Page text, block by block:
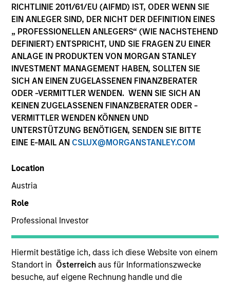
RICHTLINIE 2011/61/EU (AIFMD) IST, ODER WENN SIE
EIN ANLEGER SIND, DER NICHT DER DEFINITION EINES
„ PROFESSIONELLEN ANLEGERS“ (WIE NACHSTEHEND
DEFINIERT) ENTSPRICHT, UND SIE FRAGEN ZU EINER
ANLAGE IN PRODUKTEN VON MORGAN STANLEY
INVESTMENT MANAGEMENT HABEN, SOLLTEN SIE
SICH AN EINEN ZUGELASSENEN FINANZBERATER
ODER -VERMITTLER WENDEN. WENN SIE SICH AN
KEINEN ZUGELASSENEN FINANZBERATER ODER -
VERMITTLER WENDEN KÖNNEN UND
UNTERSTÜTZUNG BENÖTIGEN, SENDEN SIE BITTE
EINE E-MAIL AN CSLUX@MORGANSTANLEY.COM
Location
Austria
Role
Professional Investor
Hiermit bestätige ich, dass ich diese Website von einem
Standort in Österreich aus für Informationszwecke
besuche, auf eigene Rechnung handle und die
8 Years
TEAM
North America Private Credit